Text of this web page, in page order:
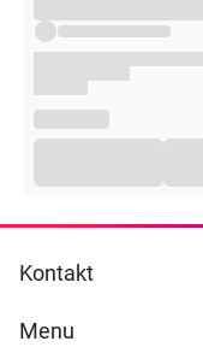
Kontakt
Menu